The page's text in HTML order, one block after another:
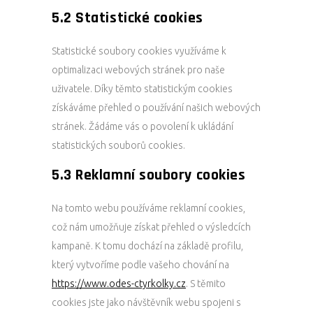
5.2 Statistické cookies
Statistické soubory cookies využíváme k
optimalizaci webových stránek pro naše
uživatele. Díky těmto statistickým cookies
získáváme přehled o používání našich webových
stránek. Žádáme vás o povolení k ukládání
statistických souborů cookies.
5.3 Reklamní soubory cookies
Na tomto webu používáme reklamní cookies,
což nám umožňuje získat přehled o výsledcích
kampaně. K tomu dochází na základě profilu,
který vytvoříme podle vašeho chování na
https://www.odes-ctyrkolky.cz. S těmito
cookies jste jako návštěvník webu spojeni s